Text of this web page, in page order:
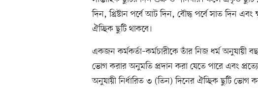
দিন, খ্রিষ্টান পর্বে আট দিন, বৌদ্ধ পর্বে সাত দিন এবং
ঐচ্ছিক ছুটি থাকবে।
একজন কর্মকর্তা–কর্মচারীকে তাঁর নিজ ধর্ম
ভোগ করার অনুমতি প্রদান করা যেতে পারে এবং
অনুযায়ী নির্ধারিত ৩ (তিন) দিনের ঐচ্ছিক ছুটি ভোগ